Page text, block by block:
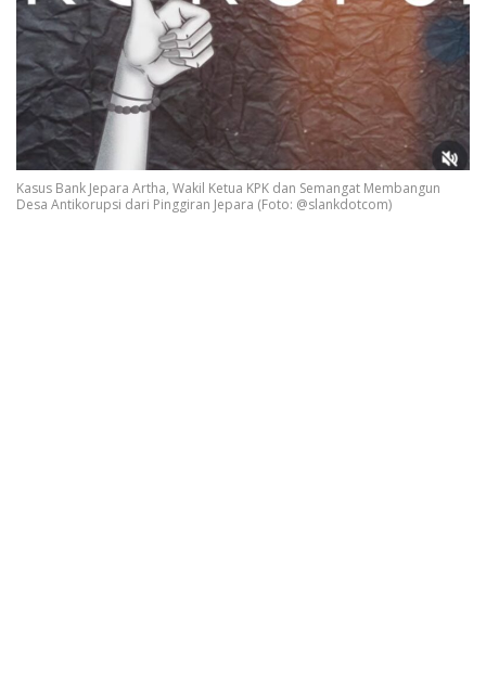
Kasus Bank Jepara Artha, Wakil Ketua KPK dan Semangat Membangun
Desa Antikorupsi dari Pinggiran Jepara (Foto: @slankdotcom)